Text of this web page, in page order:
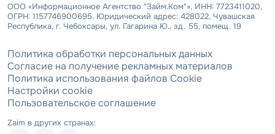
ООО «Информационное Агентство "Займ.Ком"», ИНН: 7723411020,
ОГРН: 1157746900695. Юридический адрес: 428022, Чувашская
Республика, г. Чебоксары, ул. Гагарина Ю., зд. 55, помещ. 19
Политика обработки персональных данных
Согласие на получение рекламных материалов
Политика использования файлов Cookie
Настройки cookie
Пользовательское соглашение
Zaim в других странах: